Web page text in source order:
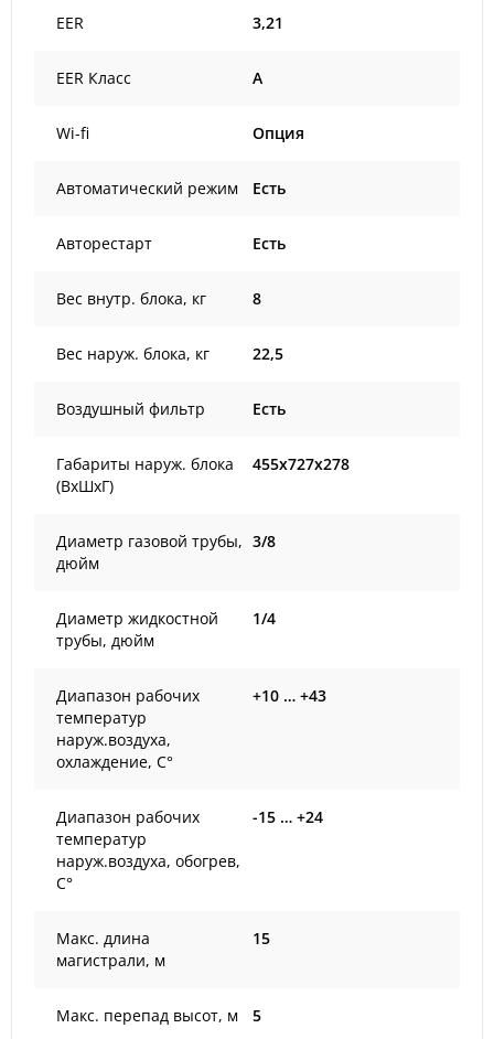
EER 3,21
EER Класс A
Wi-fi Опция
Автоматический режим Есть
Авторестарт Есть
Вес внутр. блока, кг 8
Вес наруж. блока, кг 22,5
Воздушный фильтр Есть
Габариты наруж. блока
(ВxШxГ)
455x727x278
Диаметр газовой трубы,
дюйм
3/8
Диаметр жидкостной
трубы, дюйм
1/4
Диапазон рабочих
температур
наруж.воздуха,
охлаждение, С°
+10 … +43
Диапазон рабочих
температур
наруж.воздуха, обогрев,
С°
-15 … +24
Макс. длина
магистрали, м
15
Макс. перепад высот, м 5